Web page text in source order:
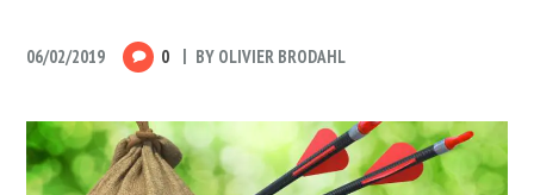
06/02/2019 0 BY OLIVIER BRODAHL